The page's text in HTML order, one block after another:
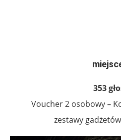
353
Voucher 2 osobowy –
zestawy